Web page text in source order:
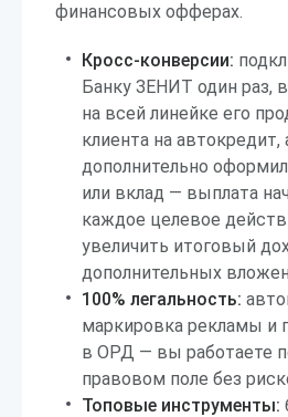
финансовых офферах.
Кросс-конверсии:
Банку ЗЕНИТ один раз,
на всей линейке его
клиента на автокредит,
дополнительно
или вклад — выплата
каждое целевое
увеличить итоговый
дополнительных
100% легальность:
маркировка рекламы и
в ОРД — вы работаете
правовом поле без
Топовые инструменты: